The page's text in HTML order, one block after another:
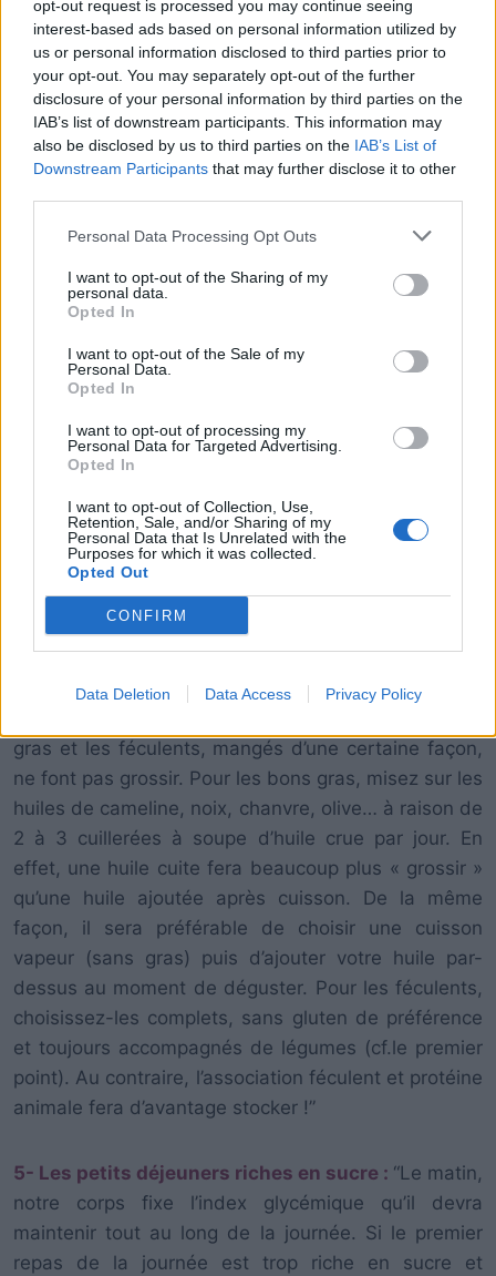
opt-out request is processed you may continue seeing
interest-based ads based on personal information utilized by
us or personal information disclosed to third parties prior to
your opt-out. You may separately opt-out of the further
disclosure of your personal information by third parties on the
IAB’s list of downstream participants. This information may
also be disclosed by us to third parties on the IAB’s List of
Downstream Participants that may further disclose it to other
Personal Data Processing Opt Outs
I want to opt-out of the Sharing of my
personal data.
Opted In
I want to opt-out of the Sale of my
Personal Data.
Opted In
I want to opt-out of processing my
Personal Data for Targeted Advertising.
Opted In
I want to opt-out of Collection, Use,
Retention, Sale, and/or Sharing of my
Personal Data that Is Unrelated with the
Purposes for which it was collected.
Opted Out
CONFIRM
Data Deletion Data Access Privacy Policy
faim (cela peut montrer que le foie n’a pas fini son
travail de détoxification). Dans le même esprit,
attendez quelques minutes avant de vous resservir
à table. Vous verrez alors si vous avez réellement
faim ou si c’est simplement par ennui ou par stress.”
gras et les féculents, mangés d’une certaine façon,
ne font pas grossir. Pour les bons gras, misez sur les
huiles de cameline, noix, chanvre, olive… à raison de
2 à 3 cuillerées à soupe d’huile crue par jour. En
effet, une huile cuite fera beaucoup plus « grossir »
qu’une huile ajoutée après cuisson. De la même
façon, il sera préférable de choisir une cuisson
vapeur (sans gras) puis d’ajouter votre huile par-
dessus au moment de déguster. Pour les féculents,
choisissez-les complets, sans gluten de préférence
et toujours accompagnés de légumes (cf.le premier
point). Au contraire, l’association féculent et protéine
animale fera d’avantage stocker !”
5- Les petits déjeuners riches en sucre : “Le matin,
notre corps fixe l’index glycémique qu’il devra
maintenir tout au long de la journée. Si le premier
repas de la journée est trop riche en sucre et